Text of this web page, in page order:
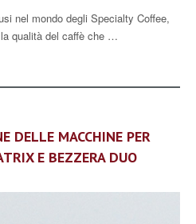
nel mondo degli Specialty Coffee,
qualità del caffè che …
DELLE MACCHINE PER
E BEZZERA DUO